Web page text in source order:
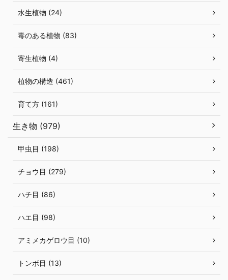
水生植物 (24)
毒のある植物 (83)
寄生植物 (4)
植物の構造 (461)
育て方 (161)
生き物 (979)
甲虫目 (198)
チョウ目 (279)
ハチ目 (86)
ハエ目 (98)
アミメカゲロウ目 (10)
トンボ目 (13)